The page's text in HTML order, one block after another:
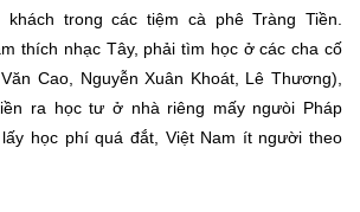
khách trong các tiệm cà phê Tràng Tiền.
thích nhạc Tây, phải tìm học ở các cha cố
Cao, Nguyễn Xuân Khoát, Lê Thương),
ra học tư ở nhà riêng mấy ngưòi Pháp
học phí quá đắt, Việt Nam ít người theo